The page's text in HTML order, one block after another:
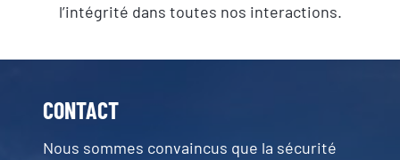
l’intégrité dans toutes nos interactions.
CONTACT
Nous sommes convaincus que la sécurité